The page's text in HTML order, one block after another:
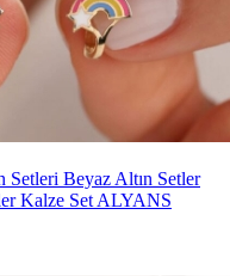
Setleri Beyaz Altın Setler
Kalze Set ALYANS